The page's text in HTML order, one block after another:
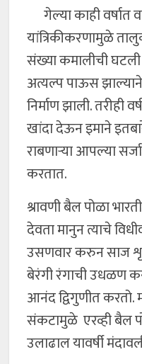
गेल्या काही वर्षात
यांत्रिकीकरणामुळे
संख्या कमालीची
अत्यल्प पाऊस
निर्माण झाली. तरीही
खांदा देऊन इमाने
राबणाऱ्या आपल्या
करतात.
श्रावणी बैल पोळा
देवता मानुन त्याचे
उसणवार करुन साज
बेरंगी रंगाची उधळण
आनंद द्विगुणीत करतो.
संकटामुळे एरव्ही बैल
उलाढाल यावर्षी